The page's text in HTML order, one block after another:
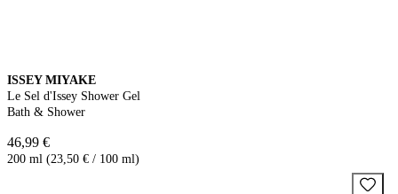
ISSEY MIYAKE
Le Sel d'Issey Shower Gel
Bath & Shower
46,99 €
200 ml (23,50 € / 100 ml)